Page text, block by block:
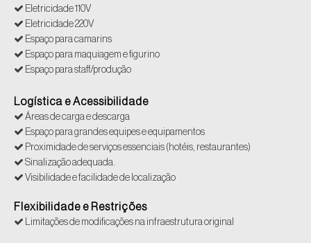
Eletricidade 110V
Eletricidade 220V
Espaço para camarins
Espaço para maquiagem e figurino
Espaço para staff/produção
Logística e Acessibilidade
Áreas de carga e descarga
Espaço para grandes equipes e equipamentos
Proximidade de serviços essenciais (hotéis, restaurantes)
Sinalização adequada.
Visibilidade e facilidade de localização
Flexibilidade e Restrições
Limitações de modificações na infraestrutura original